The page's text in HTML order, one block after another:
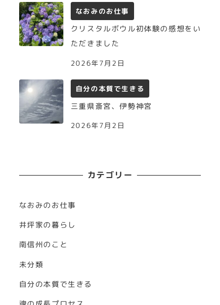
なおみのお仕事
クリスタルボウル初体験の感想をい
ただきました
2026年7月2日
自分の本質で生きる
三重県斎宮、伊勢神宮
2026年7月2日
カテゴリー
なおみのお仕事
井坪家の暮らし
南信州のこと
未分類
自分の本質で生きる